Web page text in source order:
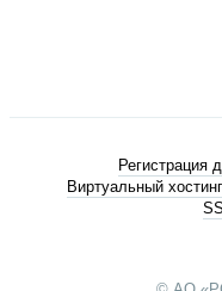
Регистрация
Виртуальный хостинг